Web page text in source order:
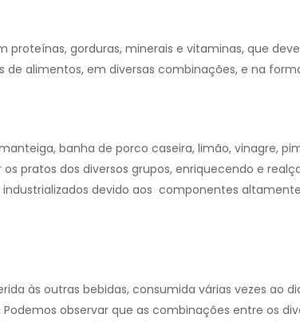
proteínas, gorduras, minerais e vitaminas, que
alimentos, em diversas combinações, e na
banha de porco caseira, limão, vinagre,
pratos dos diversos grupos, enriquecendo e
devido aos componentes
às outras bebidas, consumida várias vezes ao
Podemos observar que as combinações entre os